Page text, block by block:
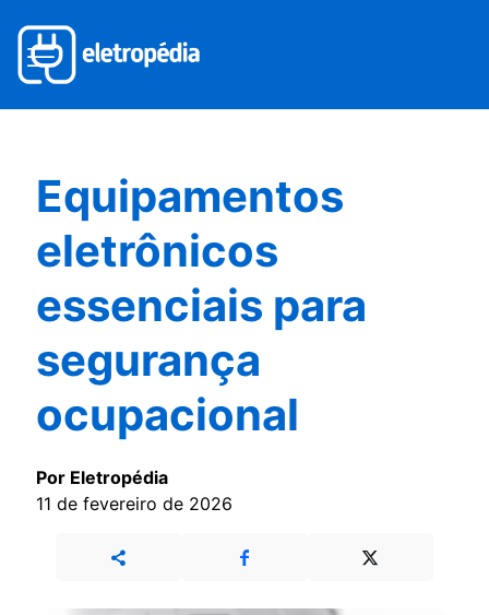
Equipamentos
eletrônicos
essenciais para
segurança
ocupacional
Por Eletropédia
11 de fevereiro de 2026